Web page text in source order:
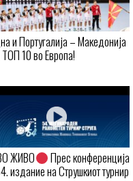
и Португалија – Македонија
10 во Европа!
ЖИВО
Прес конференција
издание на Струшкиот турнир